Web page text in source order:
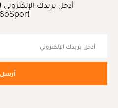
أدخل بريدك الإلكتروني
أرسل